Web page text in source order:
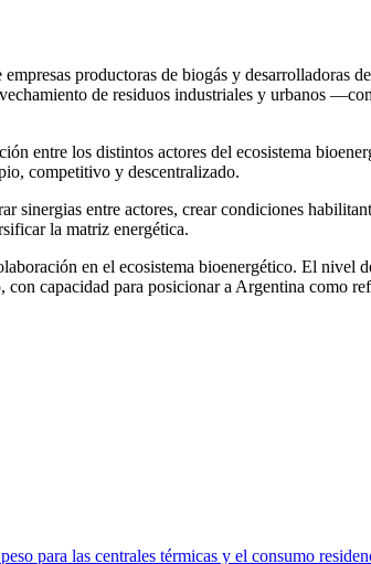
productoras de biogás y
de residuos industriales y urbanos
entre los distintos actores del ecosistema
competitivo y descentralizado.
sinergias entre actores, crear condiciones
la matriz energética.
en el ecosistema bioenergético. El nivel
capacidad para posicionar a Argentina como
para las centrales térmicas y el consumo